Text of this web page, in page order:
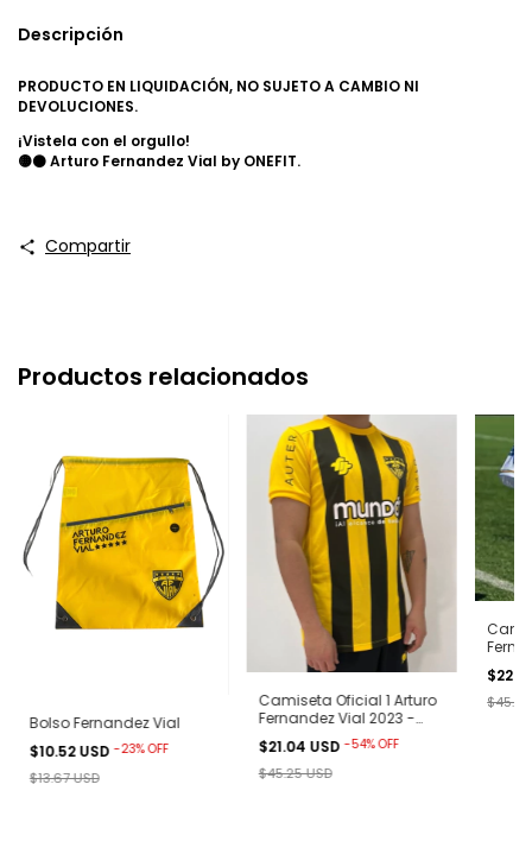
Descripción
PRODUCTO EN LIQUIDACIÓN, NO SUJETO A CAMBIO NI
DEVOLUCIONES.
¡Vistela con el orgullo!
🟡⚫ Arturo Fernandez Vial by ONEFIT.
Compartir
Productos relacionados
Bolso Fernandez Vial
$10.52 USD-23%OFF
$13.67 USD
Camiseta Oficial 1 Arturo
Fernandez Vial 2023 -
Aurinegra
$21.04 USD-54%OFF
$45.25 USD
$45.25